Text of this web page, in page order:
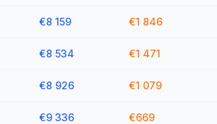
€8 159 €1 846
€8 534 €1 471
€8 926 €1 079
€9 336 €669